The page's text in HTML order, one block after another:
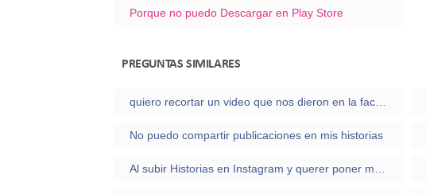
Porque no puedo Descargar en Play Store
PREGUNTAS SIMILARES
No puedo compartir publicaciones en mis historias